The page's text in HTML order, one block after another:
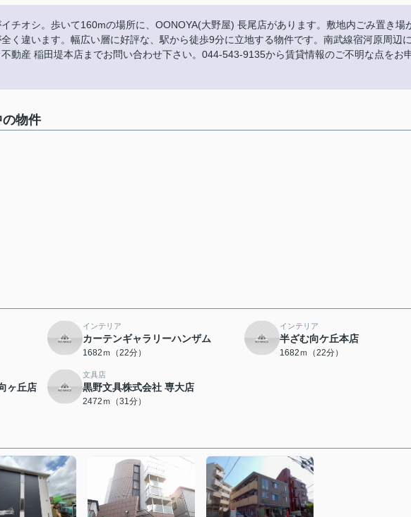
イチオシ。歩いて160mの場所に、OONOYA(大野屋) 長尾店があります。敷地内ごみ置き場
く違います。幅広い層に好評な、駅から徒歩9分に立地する物件です。南武線宿河原周辺
動産 稲田堤本店までお問い合わせ下さい。044-543-9135から賃貸情報のご不明な点をお
物件
インテリア
カーテンギャラリーハンザム
1682ｍ（22分）
インテリア
半ざむ向ケ丘本店
1682ｍ（22分）
ヶ丘店
文具店
黒野文具株式会社 専大店
2472ｍ（31分）